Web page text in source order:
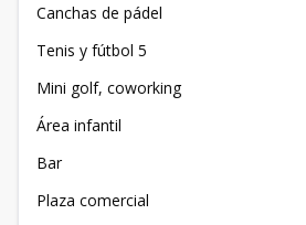
Canchas de pádel
Tenis y fútbol 5
Mini golf, coworking
Área infantil
Bar
Plaza comercial